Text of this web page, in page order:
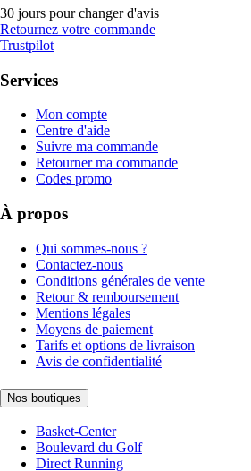
30 jours pour changer d'avis
Retournez votre commande
Trustpilot
Services
Mon compte
Centre d'aide
Suivre ma commande
Retourner ma commande
Codes promo
À propos
Qui sommes-nous ?
Contactez-nous
Conditions générales de vente
Retour & remboursement
Mentions légales
Moyens de paiement
Tarifs et options de livraison
Avis de confidentialité
Nos boutiques
Basket-Center
Boulevard du Golf
Direct Running